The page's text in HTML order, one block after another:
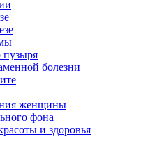
пузыря
болезни
женщины
фона
и здоровья